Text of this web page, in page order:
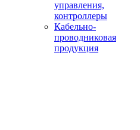
управления,
контроллеры
Кабельно-
проводниковая
продукция